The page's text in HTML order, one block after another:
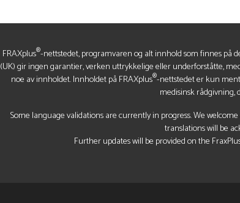
FRAXplus®-nettstedet, programvaren og alt innhold som finnes på
(UK) gir ingen garantier, verken uttrykkelige eller underforståtte,
noe av innholdet. Innholdet på FRAXplus®-nettstedet er kun
medisinsk rådgivning,
Some language validations are currently in progress. We
translations will be
Further updates will be provided on the